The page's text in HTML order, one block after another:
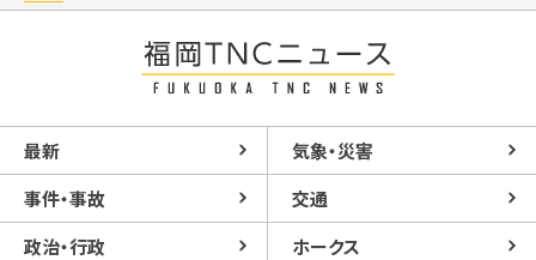
最新
気象・災害
事件・事故
交通
政治・行政
ホークス